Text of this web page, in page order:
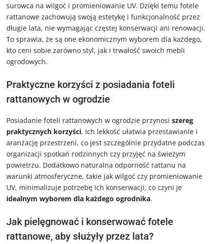
surowca na wilgoć i promieniowanie UV. Dzięki temu fotele
rattanowe zachowują swoją estetykę i funkcjonalność przez
długie lata, nie wymagając częstej konserwacji ani renowacji.
To sprawia, że są one ekonomicznym wyborem dla każdego,
kto ceni sobie zarówno styl, jak i trwałość swoich mebli
ogrodowych.
Praktyczne korzyści z posiadania foteli
rattanowych w ogrodzie
Posiadanie foteli rattanowych w ogrodzie przynosiszereg
praktycznych korzyści. Ich lekkość ułatwia przestawianie i
aranżację przestrzeni, co jest szczególnie przydatne podczas
organizacji spotkań rodzinnych czy przyjęć na świeżym
powietrzu. Dodatkowo naturalna odporność rattanu na
warunki atmosferyczne, takie jak wilgoć czy promieniowanie
UV, minimalizuje potrzebę ich konserwacji, co czyni je
idealnym wyborem dla każdego ogrodnika.
Jak pielęgnować i konserwować fotele
rattanowe, aby służyły przez lata?